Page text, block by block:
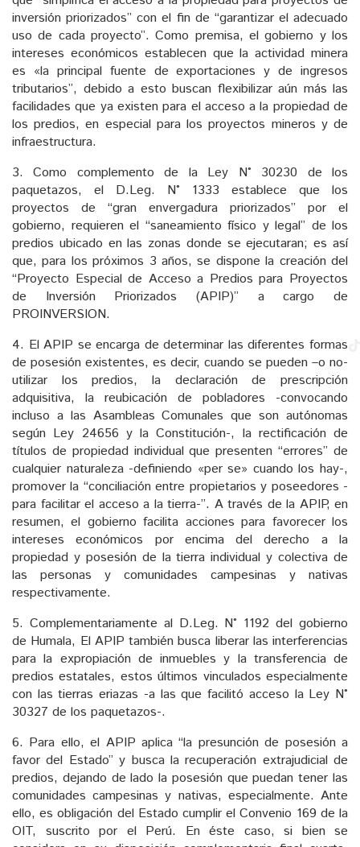
inversión priorizados” con el fin de “garantizar el adecuado
uso de cada proyecto”. Como premisa, el gobierno y los
intereses económicos establecen que la actividad minera
es «la principal fuente de exportaciones y de ingresos
tributarios”, debido a esto buscan flexibilizar aún más las
facilidades que ya existen para el acceso a la propiedad de
los predios, en especial para los proyectos mineros y de
infraestructura.
3. Como complemento de la Ley N° 30230 de los
paquetazos, el D.Leg. N° 1333 establece que los
proyectos de “gran envergadura priorizados” por el
gobierno, requieren el “saneamiento físico y legal” de los
predios ubicado en las zonas donde se ejecutaran; es así
que, para los próximos 3 años, se dispone la creación del
“Proyecto Especial de Acceso a Predios para Proyectos
de Inversión Priorizados (APIP)” a cargo de
PROINVERSION.
4. El APIP se encarga de determinar las diferentes formas
de posesión existentes, es decir, cuando se pueden –o no-
utilizar los predios, la declaración de prescripción
adquisitiva, la reubicación de pobladores -convocando
incluso a las Asambleas Comunales que son autónomas
según Ley 24656 y la Constitución-, la rectificación de
títulos de propiedad individual que presenten “errores” de
cualquier naturaleza -definiendo «per se» cuando los hay-,
promover la “conciliación entre propietarios y poseedores -
para facilitar el acceso a la tierra-”. A través de la APIP, en
resumen, el gobierno facilita acciones para favorecer los
intereses económicos por encima del derecho a la
propiedad y posesión de la tierra individual y colectiva de
las personas y comunidades campesinas y nativas
respectivamente.
5. Complementariamente al D.Leg. N° 1192 del gobierno
de Humala, El APIP también busca liberar las interferencias
para la expropiación de inmuebles y la transferencia de
predios estatales, estos últimos vinculados especialmente
con las tierras eriazas -a las que facilitó acceso la Ley N°
30327 de los paquetazos-.
6. Para ello, el APIP aplica “la presunción de posesión a
favor del Estado” y busca la recuperación extrajudicial de
predios, dejando de lado la posesión que puedan tener las
comunidades campesinas y nativas, especialmente. Ante
ello, es obligación del Estado cumplir el Convenio 169 de la
OIT, suscrito por el Perú. En éste caso, si bien se